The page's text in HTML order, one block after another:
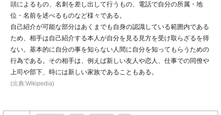
頭によるもの、名刺を差し出して行うもの、電話で自分の所属・地
位・名前を述べるものなど様々である。
自己紹介が可能な部分はあくまでも自身の認識している範囲内である
ため、相手は自己紹介する本人が自分を見る見方を受け取らざるを得
ない。基本的に自分の事を知らない人間に自分を知ってもらうための
行為である。その相手は、例えば新しい友人や恋人、仕事での同僚や
上司や部下、時には新しい家族であることもある。
(出典:Wikipedia)